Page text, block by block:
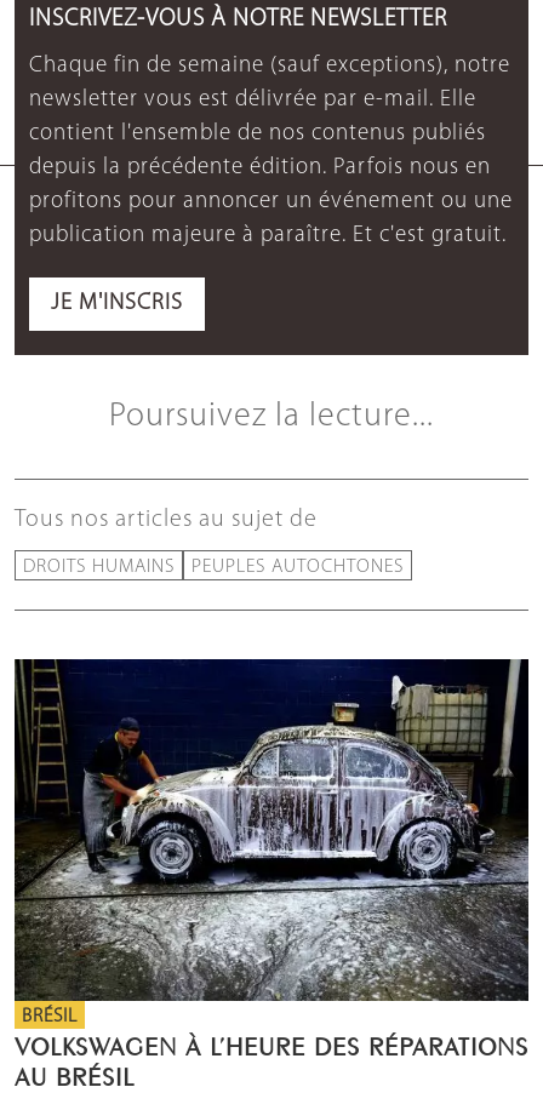
INSCRIVEZ-VOUS À NOTRE NEWSLETTER
Chaque fin de semaine (sauf exceptions), notre
newsletter vous est délivrée par e-mail. Elle
contient l'ensemble de nos contenus publiés
depuis la précédente édition. Parfois nous en
profitons pour annoncer un événement ou une
publication majeure à paraître. Et c'est gratuit.
JE M'INSCRIS
Poursuivez la lecture...
Tous nos articles au sujet de
DROITS HUMAINS PEUPLES AUTOCHTONES
BRÉSIL
VOLKSWAGEN À L’HEURE DES RÉPARATIONS
AU BRÉSIL